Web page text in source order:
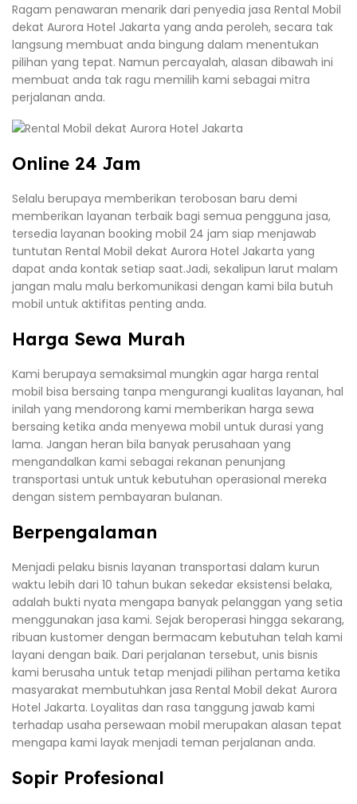
Ragam penawaran menarik dari penyedia jasa Rental Mobil
dekat Aurora Hotel Jakarta yang anda peroleh, secara tak
langsung membuat anda bingung dalam menentukan
pilihan yang tepat. Namun percayalah, alasan dibawah ini
membuat anda tak ragu memilih kami sebagai mitra
perjalanan anda.
Online 24 Jam
Selalu berupaya memberikan terobosan baru demi
memberikan layanan terbaik bagi semua pengguna jasa,
tersedia layanan booking mobil 24 jam siap menjawab
tuntutan Rental Mobil dekat Aurora Hotel Jakarta yang
dapat anda kontak setiap saat.Jadi, sekalipun larut malam
jangan malu malu berkomunikasi dengan kami bila butuh
mobil untuk aktifitas penting anda.
Harga Sewa Murah
Kami berupaya semaksimal mungkin agar harga rental
mobil bisa bersaing tanpa mengurangi kualitas layanan, hal
inilah yang mendorong kami memberikan harga sewa
bersaing ketika anda menyewa mobil untuk durasi yang
lama. Jangan heran bila banyak perusahaan yang
mengandalkan kami sebagai rekanan penunjang
transportasi untuk untuk kebutuhan operasional mereka
dengan sistem pembayaran bulanan.
Berpengalaman
Menjadi pelaku bisnis layanan transportasi dalam kurun
waktu lebih dari 10 tahun bukan sekedar eksistensi belaka,
adalah bukti nyata mengapa banyak pelanggan yang setia
menggunakan jasa kami. Sejak beroperasi hingga sekarang,
ribuan kustomer dengan bermacam kebutuhan telah kami
layani dengan baik. Dari perjalanan tersebut, unis bisnis
kami berusaha untuk tetap menjadi pilihan pertama ketika
masyarakat membutuhkan jasa Rental Mobil dekat Aurora
Hotel Jakarta. Loyalitas dan rasa tanggung jawab kami
terhadap usaha persewaan mobil merupakan alasan tepat
mengapa kami layak menjadi teman perjalanan anda.
Sopir Profesional